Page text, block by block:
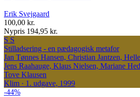
Erik Svejgaard
100,00 kr.
Nypris 194,95 kr.
S S
Stilladsering - en pædagogisk metafor
Jan Tønnes Hansen, Christian Jantzen,
Jens Raahauge, Klaus Nielsen, Mariane
Tove Klausen
Klim · 1. udgave, 1999
-44%